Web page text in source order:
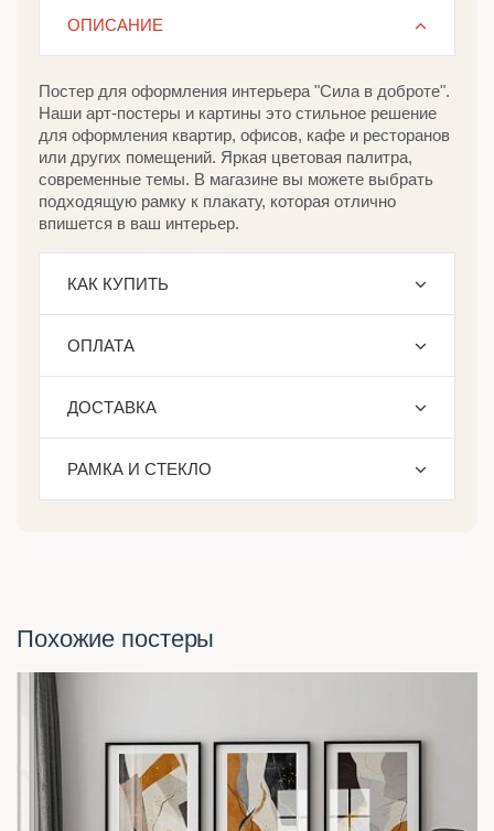
ОПИСАНИЕ
Постер для оформления интерьера "Сила в доброте".
Наши арт-постеры и картины это стильное решение
для оформления квартир, офисов, кафе и ресторанов
или других помещений. Яркая цветовая палитра,
современные темы. В магазине вы можете выбрать
подходящую рамку к плакату, которая отлично
впишется в ваш интерьер.
КАК КУПИТЬ
ОПЛАТА
ДОСТАВКА
РАМКА И СТЕКЛО
Похожие постеры